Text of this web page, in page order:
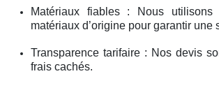
Matériaux fiables : Nous utilisons
matériaux d’origine pour garantir une
Transparence tarifaire : Nos devis
frais cachés.